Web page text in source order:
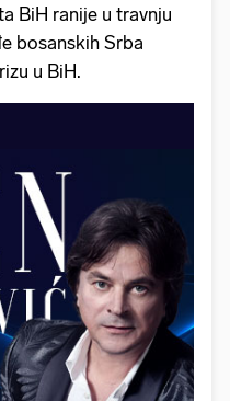
BiH ranije u travnju
bosanskih Srba
u BiH.